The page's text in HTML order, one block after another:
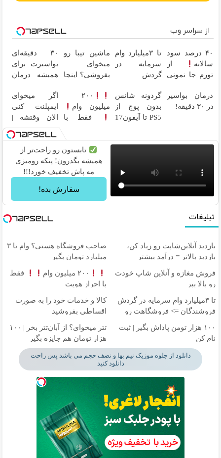
از سراسر وب
۴۰ درصد سود
سالانه
از
تورم جا نمونی
تا ۳میلیارد وام
سرمایه در
گردش
فروشگاهت رو
ثبت کن
ماشین تیبا رو
میخوای
بفروشی؟ اینجا
چند ساعت
بفروشش
۳۰ دقیقه‌ای
بواسیرت برای
همیشه درمان
درمان بواسیر
در ۳۰ دقیقه!
گردونه شانس
بدون پوچ از
PS5 تا آیفون17
۲۰۰
میلیون وام
فقط با
اگر میخوای
ایمپلنت کنی
الان وقتشه |
فقط با ۲۵
میلیون
تومان!!!
تابستون رو راحت‌تر از
همیشه بگذرون! پنکه رومیزی
مه پاش تخفیف خورد!!!
سفارش بده!
تبلیغات
بازدید آنلاین‌شاپت رو زیاد کن،
بازدید بالاتر = درآمد بیشتر
صاحب فروشگاه هستی؟ وام تا ۳
میلیارد تومان بگیر
فروش مغازه و آنلاین شاپ خودت
رو بالا ببر
۲۰۰ میلیون وام
فقط
با احراز هویت
تا ۳میلیارد وام سرمایه در گردش
فروشندگان => فروشگاهت رو
کالا و خدمات خود را به صورت
اقساطی بفروشید
۱۰۰ هزار تومن پاداش بگیر | ثبت
نام کن
تتر میخوای؟ از آبان‌تتر بخر | ۱۰۰
هزار تومان هم جایزه بگیر
دانلود از جلوه موزیک نیم بها و نصف حجم می باشد پس راحت
دانلود کنید